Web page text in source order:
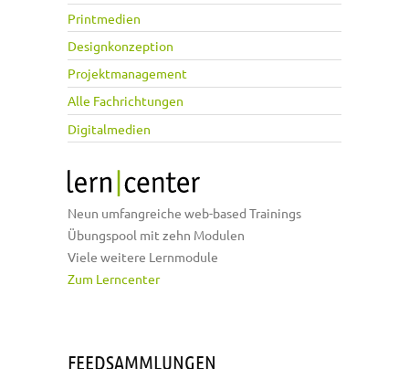
Printmedien
Designkonzeption
Projektmanagement
Alle Fachrichtungen
Digitalmedien
Neun umfangreiche web-based Trainings
Übungspool mit zehn Modulen
Viele weitere Lernmodule
Zum Lerncenter
FEEDSAMMLUNGEN